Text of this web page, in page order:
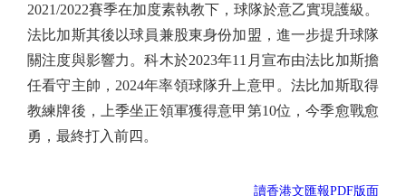
2021/2022賽季在加度素執教下，球隊於意乙實現護級。
法比加斯其後以球員兼股東身份加盟，進一步提升球隊
關注度與影響力。科木於2023年11月宣布由法比加斯擔
任看守主帥，2024年率領球隊升上意甲。法比加斯取得
教練牌後，上季坐正領軍獲得意甲第10位，今季愈戰愈
勇，最終打入前四。
讀香港文匯報PDF版面